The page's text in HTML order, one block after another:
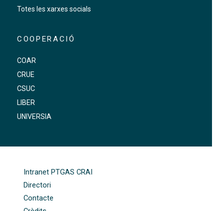
Totes les xarxes socials
COOPERACIÓ
COAR
CRUE
CSUC
LIBER
UNIVERSIA
Intranet PTGAS CRAI
Directori
Contacte